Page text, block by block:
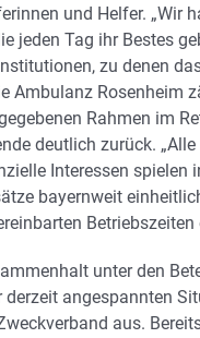
und Helfer. „Wir
jeden Tag ihr Bestes
zu denen
Ambulanz Rosenheim
Rahmen im
deutlich zurück.
Interessen spielen
bayernweit
Betriebszeiten
unter den
derzeit angespannten
aus.